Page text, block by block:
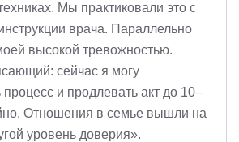
Мы практиковали это с
врача. Параллельно
высокой тревожностью.
сейчас я могу
процесс и продлевать акт до 10–
Отношения в семье вышли на
уровень доверия».